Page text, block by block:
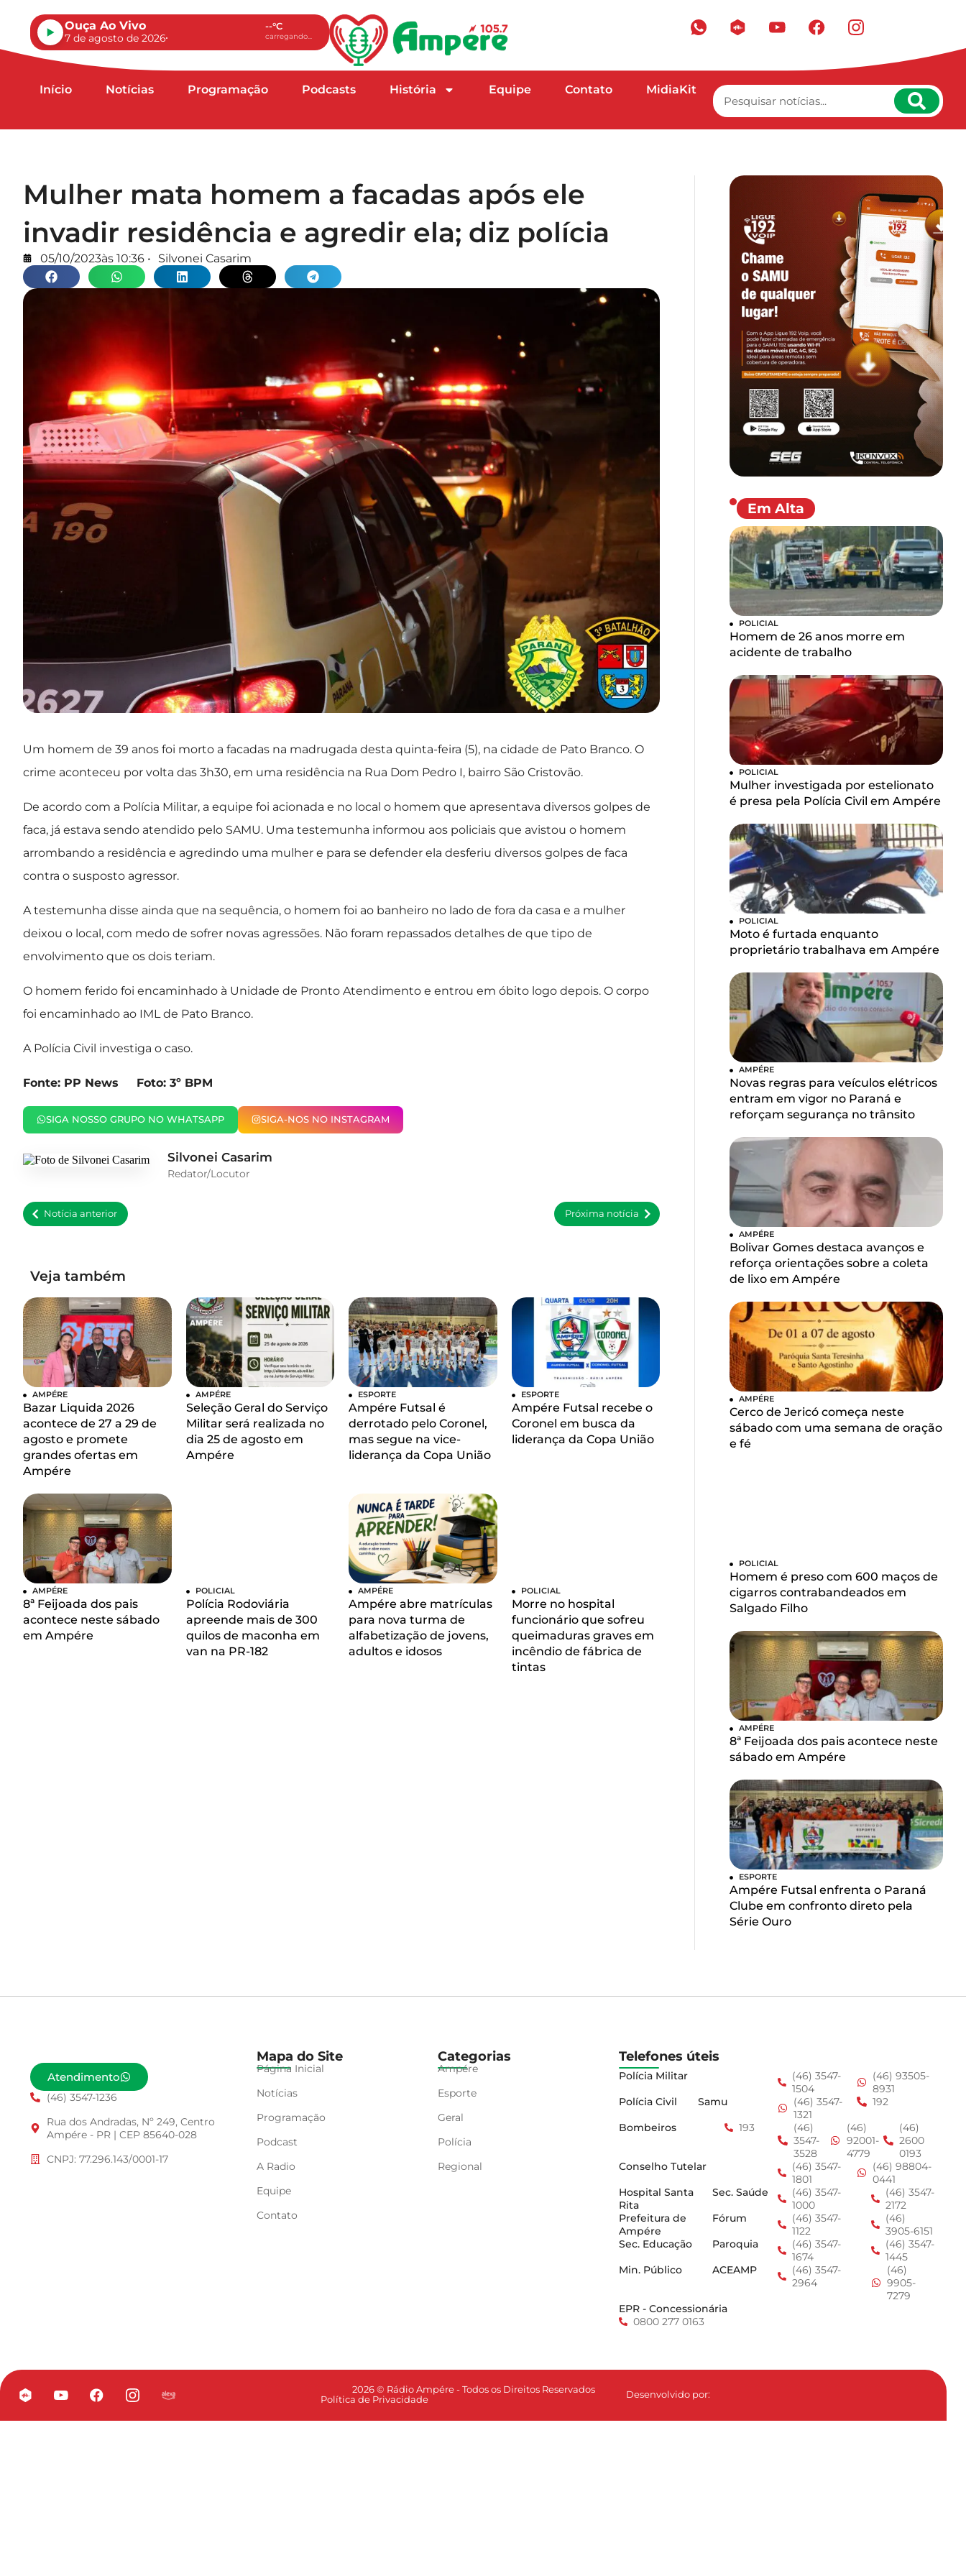
Ouça Ao Vivo
7 de agosto de 2026
--°C
carregando...
Início Notícias Programação Podcasts História Equipe Contato MidiaKit
Mulher mata homem a facadas após ele
invadir residência e agredir ela; diz polícia
05/10/2023às 10:36 • Silvonei Casarim
Um homem de 39 anos foi morto a facadas na madrugada desta quinta-feira (5), na cidade de Pato Branco. O
crime aconteceu por volta das 3h30, em uma residência na Rua Dom Pedro I, bairro São Cristovão.
De acordo com a Polícia Militar, a equipe foi acionada e no local o homem que apresentava diversos golpes de
faca, já estava sendo atendido pelo SAMU. Uma testemunha informou aos policiais que avistou o homem
arrombando a residência e agredindo uma mulher e para se defender ela desferiu diversos golpes de faca
contra o susposto agressor.
A testemunha disse ainda que na sequência, o homem foi ao banheiro no lado de fora da casa e a mulher
deixou o local, com medo de sofrer novas agressões. Não foram repassados detalhes de que tipo de
envolvimento que os dois teriam.
O homem ferido foi encaminhado à Unidade de Pronto Atendimento e entrou em óbito logo depois. O corpo
foi encaminhado ao IML de Pato Branco.
A Polícia Civil investiga o caso.
Fonte: PP News Foto: 3º BPM
SIGA NOSSO GRUPO NO WHATSAPP SIGA-NOS NO INSTAGRAM
Silvonei Casarim
Redator/Locutor
Notícia anterior Próxima notícia
Veja também
AMPÉRE
Bazar Liquida 2026
acontece de 27 a 29 de
agosto e promete
grandes ofertas em
Ampére
AMPÉRE
Seleção Geral do Serviço
Militar será realizada no
dia 25 de agosto em
Ampére
ESPORTE
Ampére Futsal é
derrotado pelo Coronel,
mas segue na vice-
liderança da Copa União
ESPORTE
Ampére Futsal recebe o
Coronel em busca da
liderança da Copa União
AMPÉRE
8ª Feijoada dos pais
acontece neste sábado
em Ampére
POLICIAL
Polícia Rodoviária
apreende mais de 300
quilos de maconha em
van na PR-182
AMPÉRE
Ampére abre matrículas
para nova turma de
alfabetização de jovens,
adultos e idosos
POLICIAL
Morre no hospital
funcionário que sofreu
queimaduras graves em
incêndio de fábrica de
tintas
Em Alta
POLICIAL
Homem de 26 anos morre em
acidente de trabalho
POLICIAL
Mulher investigada por estelionato
é presa pela Polícia Civil em Ampére
POLICIAL
Moto é furtada enquanto
proprietário trabalhava em Ampére
AMPÉRE
Novas regras para veículos elétricos
entram em vigor no Paraná e
reforçam segurança no trânsito
AMPÉRE
Bolivar Gomes destaca avanços e
reforça orientações sobre a coleta
de lixo em Ampére
AMPÉRE
Cerco de Jericó começa neste
sábado com uma semana de oração
e fé
POLICIAL
Homem é preso com 600 maços de
cigarros contrabandeados em
Salgado Filho
AMPÉRE
8ª Feijoada dos pais acontece neste
sábado em Ampére
ESPORTE
Ampére Futsal enfrenta o Paraná
Clube em confronto direto pela
Série Ouro
Atendimento
(46) 3547-1236
Rua dos Andradas, Nº 249, Centro
Ampére - PR | CEP 85640-028
CNPJ: 77.296.143/0001-17
Mapa do Site
Página Inicial
Notícias
Programação
Podcast
A Radio
Equipe
Contato
Categorias
Ampére
Esporte
Geral
Polícia
Regional
Telefones úteis
Polícia Militar
(46) 3547-
1504
(46) 93505-
8931
Polícia Civil
Samu
(46) 3547-
1321
192
Bombeiros
193
(46)
3547-
3528
(46)
92001-
4779
(46)
2600
0193
Conselho Tutelar
(46) 3547-
1801
(46) 98804-
0441
Hospital Santa
Rita
Sec. Saúde
(46) 3547-
1000
(46) 3547-
2172
Prefeitura de
Ampére
Fórum
(46) 3547-
1122
(46)
3905-6151
Sec. Educação
Paroquia
(46) 3547-
1674
(46) 3547-
1445
Min. Público
ACEAMP
(46) 3547-
2964
(46)
9905-
7279
EPR - Concessionária
0800 277 0163
2026 © Rádio Ampére - Todos os Direitos Reservados
Política de Privacidade
Desenvolvido por: